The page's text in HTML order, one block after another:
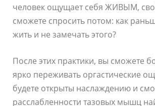
человек ощущает себя ЖИВЫМ,
сможете спросить потом: как
жить и не замечать этого?
После этих практики, вы сможете
ярко переживать оргастические
будете открыты наслаждению и
расслабленности тазовых мышц